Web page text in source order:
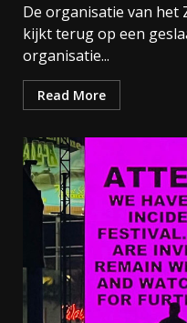
De organisatie van het
kijkt terug op een
organisatie...
Read More